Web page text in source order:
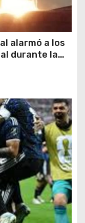
alarmó a los
durante la
de 2026